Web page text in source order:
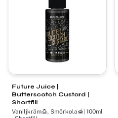
Future Juice |
Butterscotch Custard |
Shortfill
Vaniljkräm🍮, Smörkola🍯| 100ml